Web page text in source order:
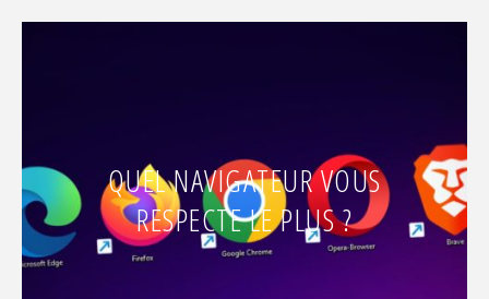
QUEL NAVIGATEUR VOUS
RESPECTE LE PLUS ?